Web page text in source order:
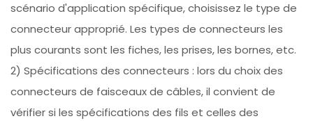
scénario d'application spécifique, choisissez le type de
connecteur approprié. Les types de connecteurs les
plus courants sont les fiches, les prises, les bornes, etc.
2) Spécifications des connecteurs : lors du choix des
connecteurs de faisceaux de câbles, il convient de
vérifier si les spécifications des fils et celles des